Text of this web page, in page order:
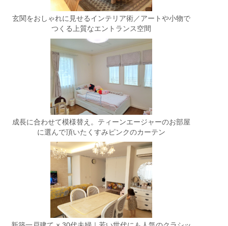
玄関をおしゃれに見せるインテリア術／アートや小物で
つくる上質なエントランス空間
成長に合わせて模様替え。ティーンエージャーのお部屋
に選んで頂いたくすみピンクのカーテン